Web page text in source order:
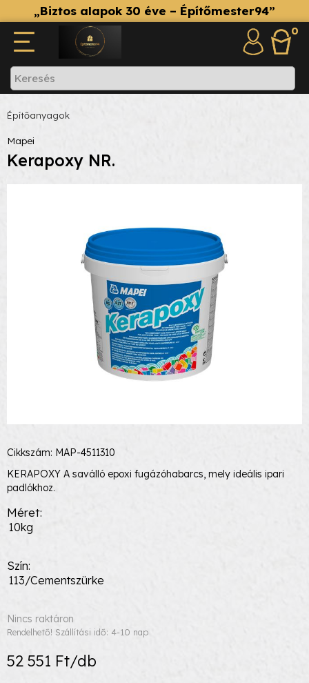
„Biztos alapok 30 éve – Építőmester94”
0
Építőanyagok
Mapei
Kerapoxy NR.
Cikkszám: MAP-4511310
KERAPOXY A saválló epoxi fugázóhabarcs, mely ideális ipari
padlókhoz.
Méret
10kg
Szín
113/Cementszürke
Nincs raktáron
Rendelhető! Szállítási idő: 4-10 nap
52 551 Ft/db